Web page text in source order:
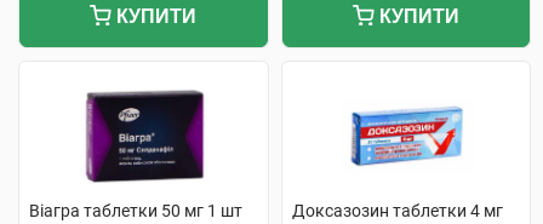
КУПИТИ КУПИТИ
Віагра таблетки 50 мг 1 шт
Доксазозин таблетки 4 мг